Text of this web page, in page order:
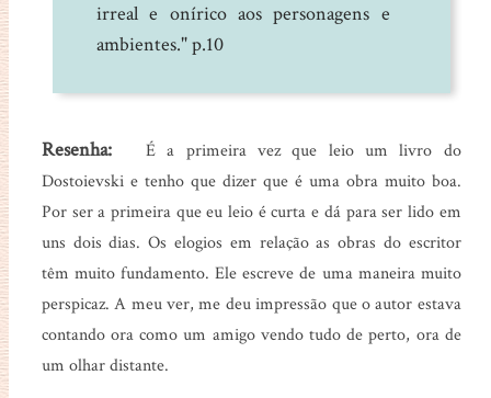
irreal e onírico aos personagens e
ambientes." p.10
Resenha:
É a primeira vez que leio um livro do
Dostoievski e tenho que dizer que é uma obra muito boa.
Por ser a primeira que eu leio é curta e dá para ser lido em
uns dois dias. Os elogios em relação as obras do escritor
têm muito fundamento. Ele escreve de uma maneira muito
perspicaz. A meu ver, me deu impressão que o autor estava
contando ora como um amigo vendo tudo de perto, ora de
um olhar distante.